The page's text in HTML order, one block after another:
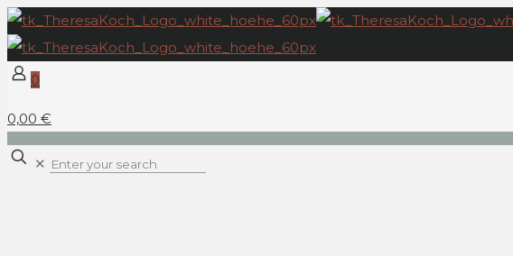
0
0,00 €
✕